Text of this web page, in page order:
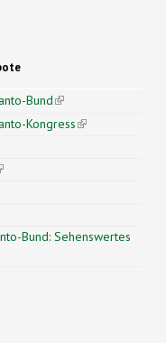
Bund(link is
external)
Kongress(link is
is external)
is external)
Bund: Sehenswertes